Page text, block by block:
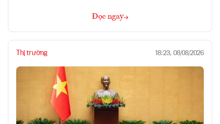
Đọc ngay
Thị trường 18:23, 08/08/2026